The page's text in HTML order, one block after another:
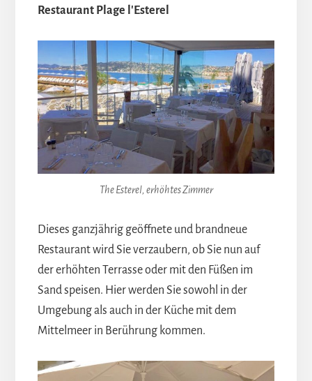
Restaurant Plage l'Esterel
The Esterel, erhöhtes Zimmer
Dieses ganzjährig geöffnete und brandneue
Restaurant wird Sie verzaubern, ob Sie nun auf
der erhöhten Terrasse oder mit den Füßen im
Sand speisen. Hier werden Sie sowohl in der
Umgebung als auch in der Küche mit dem
Mittelmeer in Berührung kommen.